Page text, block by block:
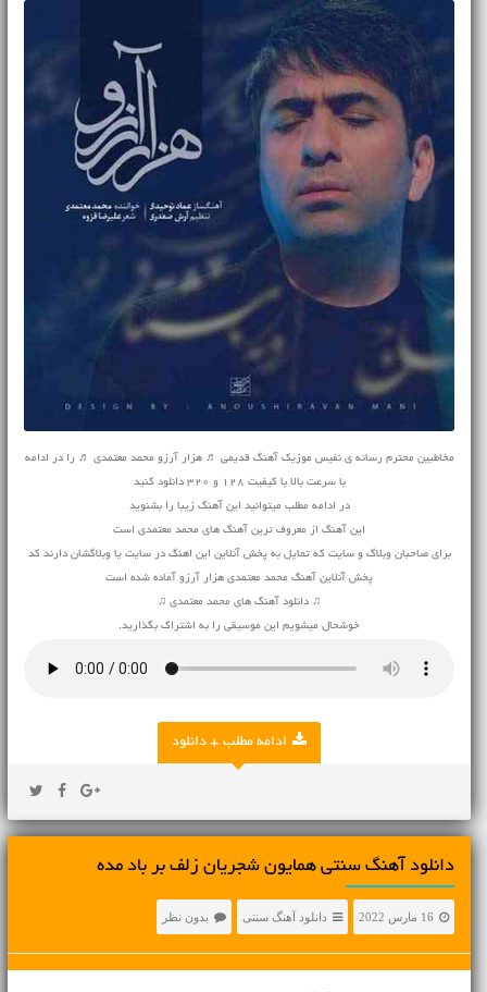
مخاطبین محترم رسانه ی نفیس موزیک آهنگ قدیمی ♬ هزار آرزو محمد معتمدی ♬ را در ادامه
با سرعت بالا با کیفیت 128 و 320 دانلود کنید
در ادامه مطلب میتوانید این آهنگ زیبا را بشنوید
این آهنگ از معروف ترین آهنگ های محمد معتمدی است
برای صاحبان وبلاگ و سایت که تمایل به پخش آنلاین این اهنگ در سایت یا وبلاگشان دارند کد
پخش آنلاین آهنگ محمد معتمدی هزار آرزو آماده شده است
♫ دانلود آهنگ های محمد معتمدی ♫
خوشحال میشویم این موسیقی را به اشتراک بگذارید.
ادامه مطلب + دانلود
دانلود آهنگ سنتی همایون شجریان زلف بر باد مده
16 مارس 2022 دانلود آهنگ سنتی بدون نظر